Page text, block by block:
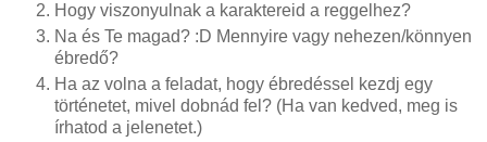
Hogy viszonyulnak a karaktereid a reggelhez?
Na és Te magad? :D Mennyire vagy nehezen/könnyen
ébredő?
Ha az volna a feladat, hogy ébredéssel kezdj egy
történetet, mivel dobnád fel? (Ha van kedved, meg is
írhatod a jelenetet.)